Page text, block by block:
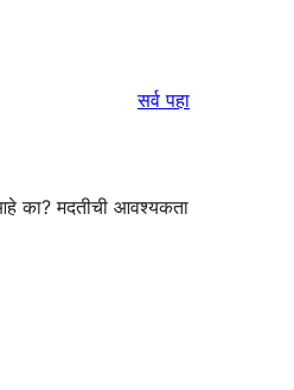
सर्वपुनरावलोकने
पहा
का? मदतीची आवश्यकता